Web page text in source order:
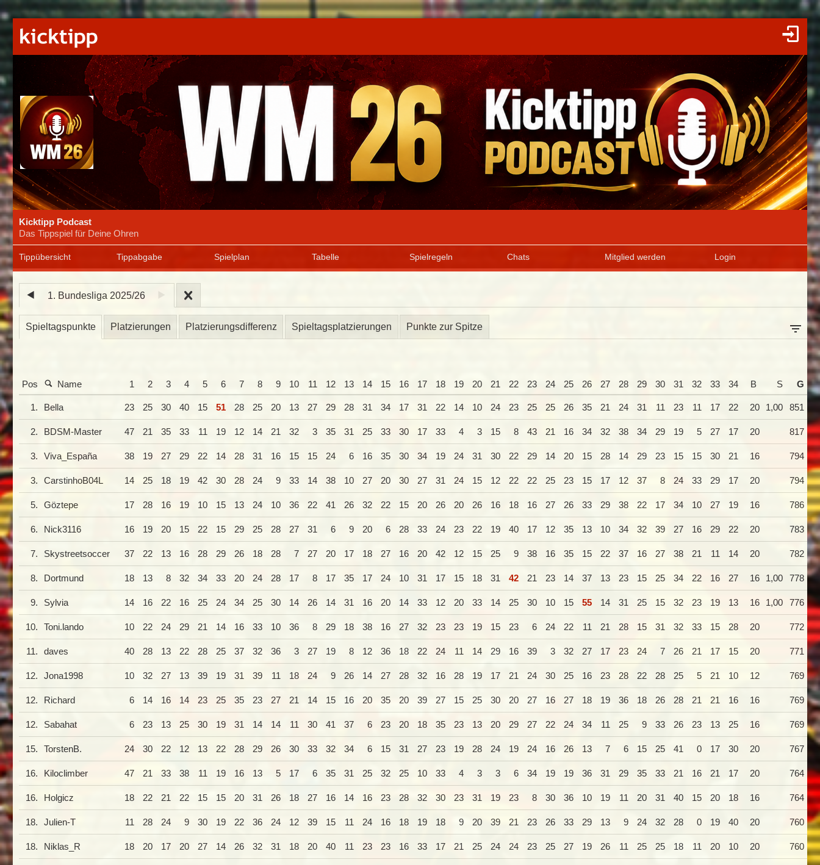
Kicktipp Podcast
Das Tippspiel für Deine Ohren
Tippübersicht Tippabgabe Spielplan Tabelle Spielregeln Chats Mitglied werden Login
1. Bundesliga 2025/26
Spieltagspunkte Platzierungen Platzierungsdifferenz Spieltagsplatzierungen Punkte zur Spitze
Pos Name 1 2 3 4 5 6 7 8 9 10 11 12 13 14 15 16 17 18 19 20 21 22 23 24 25 26 27 28 29 30 31 32 33 34 B S G
1. Bella 23 25 30 40 15 51 28 25 20 13 27 29 28 31 34 17 31 22 14 10 24 23 25 25 26 35 21 24 31 11 23 11 17 22 20 1,00 851
2. BDSM-Master 47 21 35 33 11 19 12 14 21 32 3 35 31 25 33 30 17 33 4 3 15 8 43 21 16 34 32 38 34 29 19 5 27 17 20 817
3. Viva_España 38 19 27 29 22 14 28 31 16 15 15 24 6 16 35 30 34 19 24 31 30 22 29 14 20 15 28 14 29 23 15 15 30 21 16 794
3. CarstinhoB04L 14 25 18 19 42 30 28 24 9 33 14 38 10 27 20 30 27 31 24 15 12 22 22 25 23 15 17 12 37 8 24 33 29 17 20 794
5. Göztepe 17 28 16 19 10 15 13 24 10 36 22 41 26 32 22 15 20 26 20 26 16 18 16 27 26 33 29 38 22 17 34 10 27 19 16 786
6. Nick3116 16 19 20 15 22 15 29 25 28 27 31 6 9 20 6 28 33 24 23 22 19 40 17 12 35 13 10 34 32 39 27 16 29 22 20 783
7. Skystreetsoccer 37 22 13 16 28 29 26 18 28 7 27 20 17 18 27 16 20 42 12 15 25 9 38 16 35 15 22 37 16 27 38 21 11 14 20 782
8. Dortmund 18 13 8 32 34 33 20 24 28 17 8 17 35 17 24 10 31 17 15 18 31 42 21 23 14 37 13 23 15 25 34 22 16 27 16 1,00 778
9. Sylvia 14 16 22 16 25 24 34 25 30 14 26 14 31 16 20 14 33 12 20 33 14 25 30 10 15 55 14 31 25 15 32 23 19 13 16 1,00 776
10. Toni.lando 10 22 24 29 21 14 16 33 10 36 8 29 18 38 16 27 32 23 23 19 15 23 6 24 22 11 21 28 15 31 32 33 15 28 20 772
11. daves 40 28 13 22 28 25 37 32 36 3 27 19 8 12 36 18 22 24 11 14 29 16 39 3 32 27 17 23 24 7 26 21 17 15 20 771
12. Jona1998 10 32 27 13 39 19 31 39 11 18 24 9 26 14 27 28 32 16 28 19 17 21 24 30 25 16 23 28 22 28 25 5 21 10 12 769
12. Richard 6 14 16 14 23 25 35 23 27 21 14 15 16 20 35 20 39 27 15 25 30 20 27 16 27 18 19 36 18 26 28 21 21 16 16 769
12. Sabahat 6 23 13 25 30 19 31 14 14 11 30 41 37 6 23 20 18 35 23 13 20 29 27 22 24 34 11 25 9 33 26 23 13 25 16 769
15. TorstenB. 24 30 22 12 13 22 28 29 26 30 33 32 34 6 15 31 27 23 19 28 24 19 24 16 26 13 7 6 15 25 41 0 17 30 20 767
16. Kiloclimber 47 21 33 38 11 19 16 13 5 17 6 35 31 25 32 25 10 33 4 3 3 6 34 19 19 36 31 29 35 33 21 16 21 17 20 764
16. Holgicz 18 22 21 22 15 15 20 31 26 18 27 16 14 16 23 28 32 30 23 31 19 23 8 30 36 10 19 11 20 31 40 15 20 18 16 764
18. Julien-T 11 28 24 9 30 19 22 36 24 12 39 15 11 24 16 18 19 18 9 20 39 21 23 26 33 29 13 9 24 32 28 0 19 40 20 760
18. Niklas_R 18 20 17 20 27 14 26 32 31 18 20 40 11 23 23 16 33 17 21 25 24 24 23 25 27 19 26 11 25 25 18 11 20 10 20 760